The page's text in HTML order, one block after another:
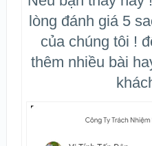
lòng đánh giá 5
của chúng tôi !
thêm nhiều bài